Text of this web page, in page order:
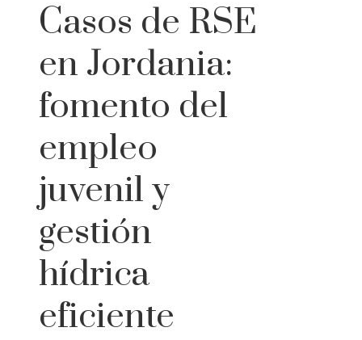
Casos de RSE
en Jordania:
fomento del
empleo
juvenil y
gestión
hídrica
eficiente